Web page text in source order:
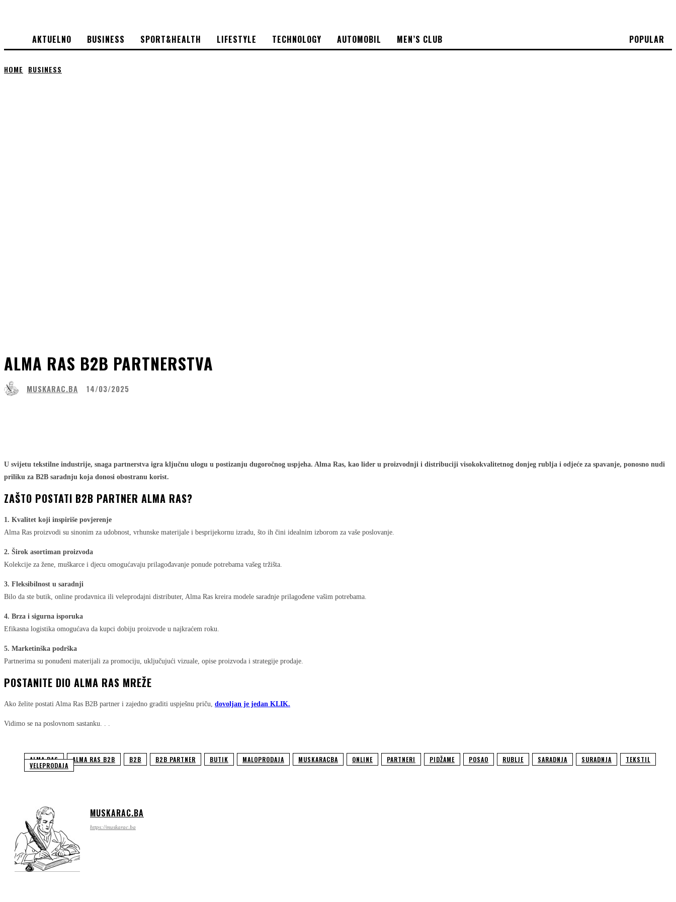
POPULAR
AKTUELNO BUSINESS SPORT&HEALTH LIFESTYLE TECHNOLOGY AUTOMOBIL MEN’S CLUB
HOME BUSINESS
ALMA RAS B2B PARTNERSTVA
MUSKARAC.BA 14/03/2025
U svijetu tekstilne industrije, snaga partnerstva igra ključnu ulogu u postizanju dugoročnog uspjeha. Alma Ras, kao lider u proizvodnji i distribuciji visokokvalitetnog donjeg rublja i odjeće za spavanje, ponosno nudi
priliku za B2B saradnju koja donosi obostranu korist.
ZAŠTO POSTATI B2B PARTNER ALMA RAS?
1. Kvalitet koji inspiriše povjerenje
Alma Ras proizvodi su sinonim za udobnost, vrhunske materijale i besprijekornu izradu, što ih čini idealnim izborom za vaše poslovanje.
2. Širok asortiman proizvoda
Kolekcije za žene, muškarce i djecu omogućavaju prilagođavanje ponude potrebama vašeg tržišta.
3. Fleksibilnost u saradnji
Bilo da ste butik, online prodavnica ili veleprodajni distributer, Alma Ras kreira modele saradnje prilagođene vašim potrebama.
4. Brza i sigurna isporuka
Efikasna logistika omogućava da kupci dobiju proizvode u najkraćem roku.
5. Marketinška podrška
Partnerima su ponuđeni materijali za promociju, uključujući vizuale, opise proizvoda i strategije prodaje.
POSTANITE DIO ALMA RAS MREŽE
Ako želite postati Alma Ras B2B partner i zajedno graditi uspješnu priču, dovoljan je jedan KLIK.
Vidimo se na poslovnom sastanku. . .
ALMA RAS ALMA RAS B2B B2B B2B PARTNER BUTIK MALOPRODAJA MUSKARACBA ONLINE PARTNERI PIDŽAME POSAO RUBLJE SARADNJA SURADNJA TEKSTIL
VELEPRODAJA
MUSKARAC.BA
https://muskarac.ba